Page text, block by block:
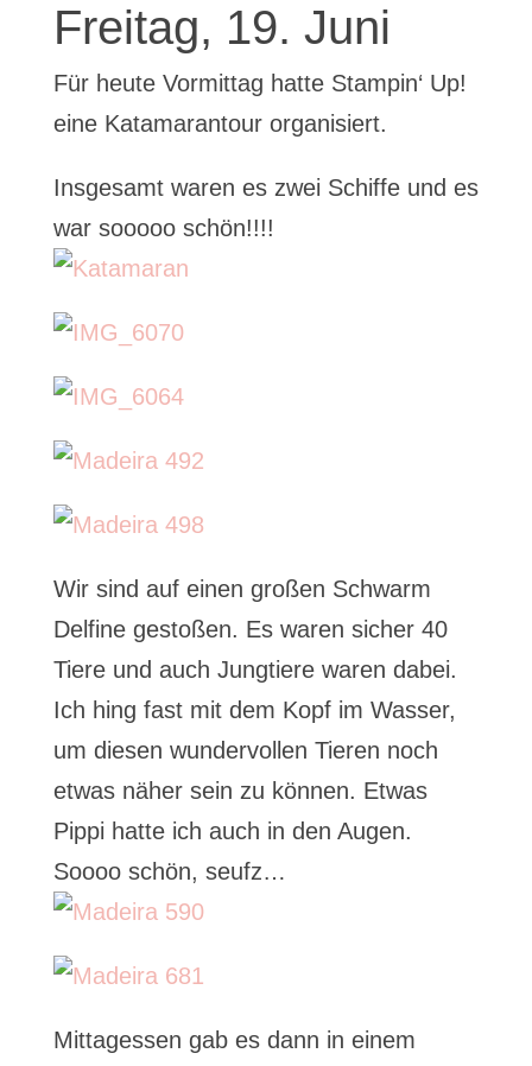
Freitag, 19. Juni
Für heute Vormittag hatte Stampin‘ Up!
eine Katamarantour organisiert.
Insgesamt waren es zwei Schiffe und es
war sooooo schön!!!!
Wir sind auf einen großen Schwarm
Delfine gestoßen. Es waren sicher 40
Tiere und auch Jungtiere waren dabei.
Ich hing fast mit dem Kopf im Wasser,
um diesen wundervollen Tieren noch
etwas näher sein zu können. Etwas
Pippi hatte ich auch in den Augen.
Soooo schön, seufz…
Mittagessen gab es dann in einem